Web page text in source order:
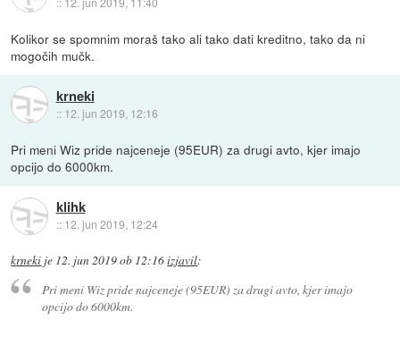
Kolikor se spomnim moraš tako ali tako dati kreditno, tako da ni
mogočih mučk.
krneki
:: 12. jun 2019, 12:16
Pri meni Wiz pride najceneje (95EUR) za drugi avto, kjer imajo
opcijo do 6000km.
klihk
:: 12. jun 2019, 12:24
krneki je 12. jun 2019 ob 12:16izjavil:
Pri meni Wiz pride najceneje (95EUR) za drugi avto, kjer imajo
opcijo do 6000km.